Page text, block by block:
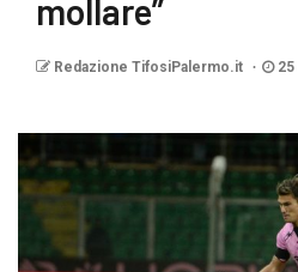
mollare”
Redazione TifosiPalermo.it 25